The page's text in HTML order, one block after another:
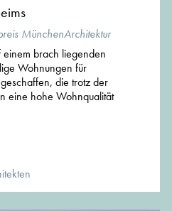
MünchenArchitektur
brach liegenden
Wohnungen für
die trotz der
eine hohe Wohnqualität